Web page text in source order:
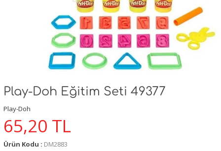
Play-Doh Eğitim Seti 49377
Play-Doh
65,20 TL
Ürün Kodu : DM2883